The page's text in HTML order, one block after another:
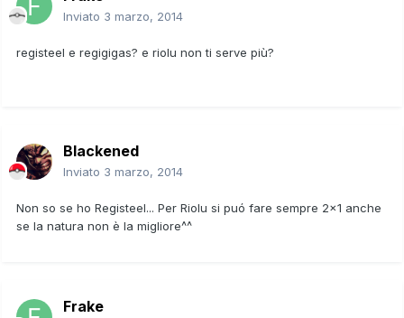
Inviato 3 marzo, 2014
registeel e regigigas? e riolu non ti serve più?
Blackened
Inviato 3 marzo, 2014
Non so se ho Registeel... Per Riolu si puó fare sempre 2x1 anche
se la natura non è la migliore^^
Frake